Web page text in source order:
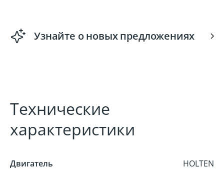
Узнайте о новых предложениях
Технические
характеристики
Двигатель HOLTEN